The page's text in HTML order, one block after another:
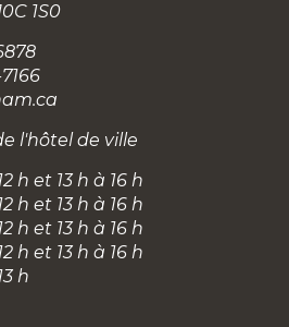
1S0
l'hôtel de ville
h et 13 h à 16 h
h et 13 h à 16 h
h et 13 h à 16 h
h et 13 h à 16 h
h